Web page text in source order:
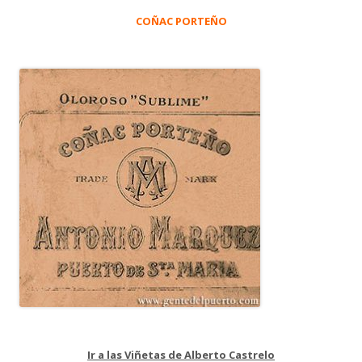
COÑAC PORTEÑO
Ir a las Viñetas de Alberto Castrelo